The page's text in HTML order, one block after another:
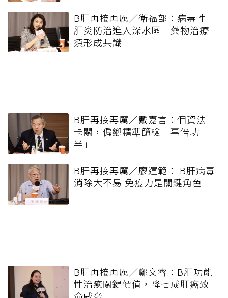
B肝再接再厲／衛福部：病毒性
肝炎防治進入深水區 藥物治療
須形成共識
B肝再接再厲／戴嘉言：個資法
卡關，偏鄉精準篩檢「事倍功
半」
B肝再接再厲／廖運範： B肝病毒
消除大不易 免疫力是關鍵角色
B肝再接再厲／鄭文睿：B肝功能
性治癒關鍵價值，降七成肝癌致